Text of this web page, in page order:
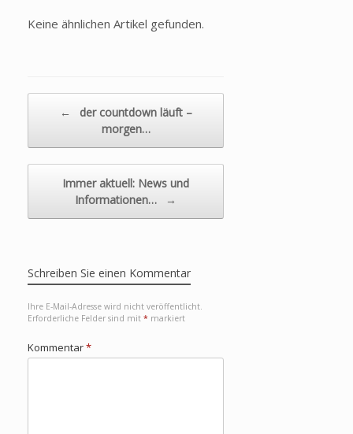
Keine ähnlichen Artikel gefunden.
←
der countdown läuft –
morgen…
Immer aktuell: News und
Informationen…
→
Schreiben Sie einen Kommentar
Ihre E-Mail-Adresse wird nicht veröffentlicht.
Erforderliche Felder sind mit * markiert
Kommentar*